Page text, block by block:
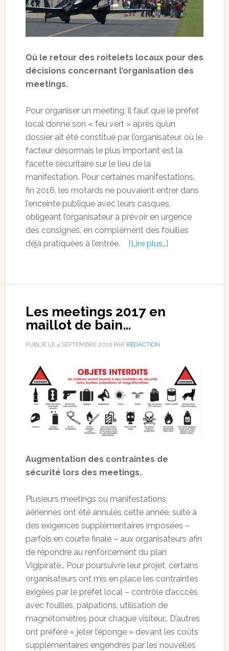
Où le retour des roitelets locaux pour des
décisions concernant l’organisation des
meetings.
Pour organiser un meeting, il faut que le préfet
local donne son « feu vert » après qu’un
dossier ait été constitué par l’organisateur, où le
facteur désormais le plus important est la
facette sécuritaire sur le lieu de la
manifestation. Pour certaines manifestations,
fin 2016, les motards ne pouvaient entrer dans
l’enceinte publique avec leurs casques,
obligeant l’organisateur à prévoir en urgence
des consignes, en complément des fouilles
déjà pratiquées à l’entrée.
[Lire plus…]
Les meetings 2017 en
maillot de bain…
PUBLIÉ LE 4 SEPTEMBRE 2016PAR RÉDACTION
Augmentation des contraintes de
sécurité lors des meetings.
Plusieurs meetings ou manifestations
aériennes ont été annulés cette année, suite à
des exigences supplémentaires imposées –
parfois en courte finale – aux organisateurs afin
de répondre au renforcement du plan
Vigipirate… Pour poursuivre leur projet, certains
organisateurs ont mis en place les contraintes
exigées par le préfet local – contrôle d’acccès
avec fouilles, palpations, utilisation de
magnétomètres pour chaque visiteur… D’autres
ont préféré « jeter l’éponge » devant les coûts
supplémentaires engendrés par les nouvelles